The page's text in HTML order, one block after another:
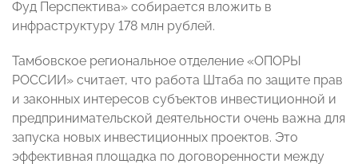
Фуд Перспектива» собирается вложить в
инфраструктуру 178 млн рублей.
Тамбовское региональное отделение «ОПОРЫ
РОССИИ» считает, что работа Штаба по защите прав
и законных интересов субъектов инвестиционной и
предпринимательской деятельности очень важна для
запуска новых инвестиционных проектов. Это
эффективная площадка по договоренности между